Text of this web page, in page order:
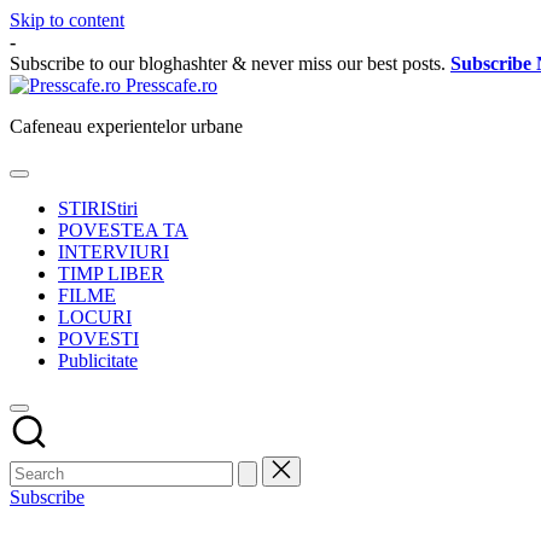
Skip to content
-
Subscribe to our bloghashter & never miss our best posts. Subscribe
Presscafe.ro
Cafeneau experientelor urbane
STIRIStiri
POVESTEA TA
INTERVIURI
TIMP LIBER
FILME
LOCURI
POVESTI
Publicitate
Subscribe